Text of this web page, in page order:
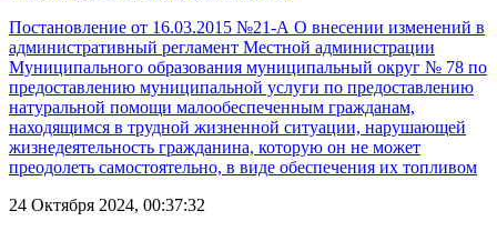
Постановление от 16.03.2015 №21-А О внесении изменений в
административный регламент Местной администрации
Муниципального образования муниципальный округ № 78 по
предоставлению муниципальной услуги по предоставлению
натуральной помощи малообеспеченным гражданам,
находящимся в трудной жизненной ситуации, нарушающей
жизнедеятельность гражданина, которую он не может
преодолеть самостоятельно, в виде обеспечения их топливом
24 Октября 2024, 00:37:32